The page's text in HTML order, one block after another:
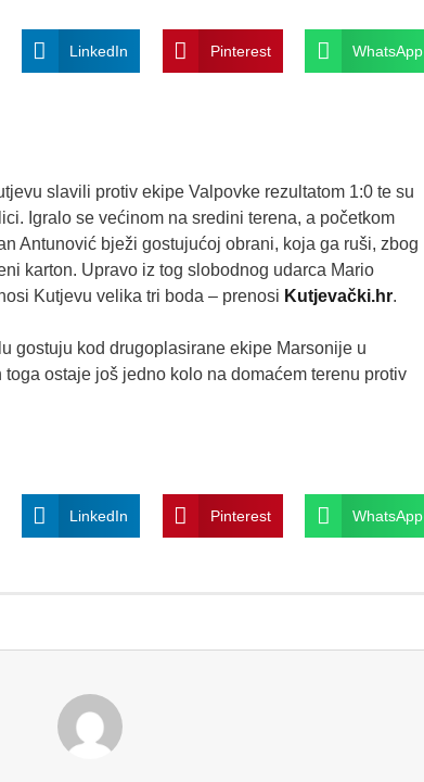
LinkedIn Pinterest WhatsApp
slavili protiv ekipe Valpovke rezultatom 1:0 te su
Igralo se većinom na sredini terena, a početkom
Antunović bježi gostujućoj obrani, koja ga ruši, zbog
karton. Upravo iz tog slobodnog udarca Mario
Kutjevu velika tri boda – prenosi Kutjevački.hr.
gostuju kod drugoplasirane ekipe Marsonije u
ostaje još jedno kolo na domaćem terenu protiv
LinkedIn Pinterest WhatsApp